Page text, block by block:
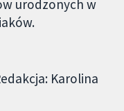
urodzonych w
Karolina